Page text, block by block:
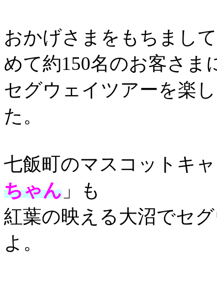
おかげさまをもちまし
めて約150名のお客さま
セグウェイツアーを楽
た。
七飯町のマスコットキ
ちゃん 」
も
紅葉の映える大沼でセ
よ。